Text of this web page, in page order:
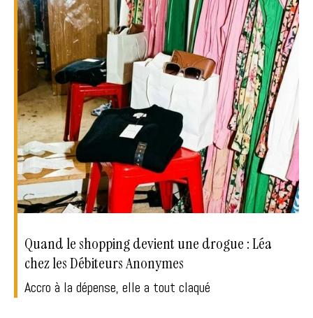
Quand le shopping devient une drogue : Léa
chez les Débiteurs Anonymes
Accro à la dépense, elle a tout claqué